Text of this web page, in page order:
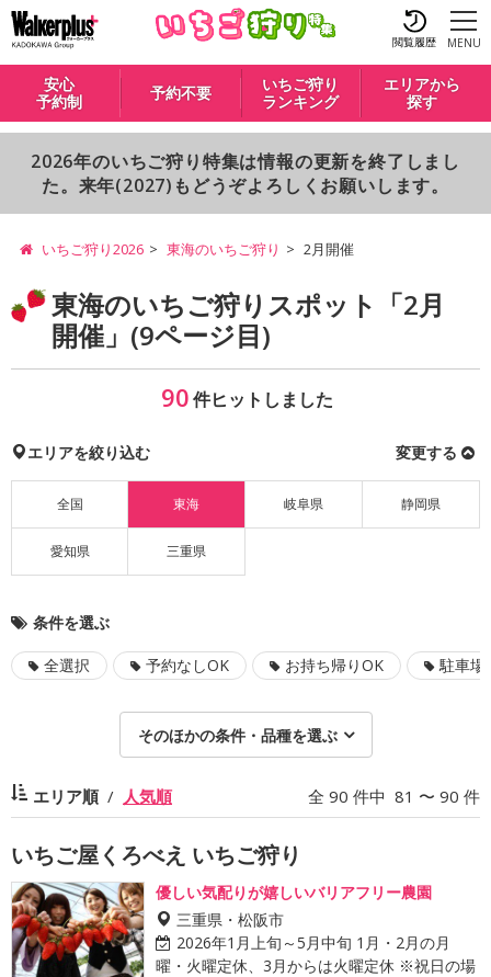
閲覧履歴 MENU
安心
予約制
予約不要
いちご狩り
ランキング
エリアから
探す
2026年のいちご狩り特集は情報の更新を終了しまし
た。来年(2027)もどうぞよろしくお願いします。
いちご狩り2026 東海のいちご狩り 2月開催
東海のいちご狩りスポット「2月
開催」(9ページ目)
90件ヒットしました
エリアを絞り込む 変更する
全国 東海 岐阜県 静岡県
愛知県 三重県
条件を選ぶ
全選択 予約なしOK お持ち帰りOK 駐車場
そのほかの条件・品種を選ぶ
エリア順 人気順 全 90 件中 81 〜 90 件
いちご屋くろべえ いちご狩り
優しい気配りが嬉しいバリアフリー農園
三重県・松阪市
2026年1月上旬～5月中旬 1月・2月の月
曜・火曜定休、3月からは火曜定休 ※祝日の場